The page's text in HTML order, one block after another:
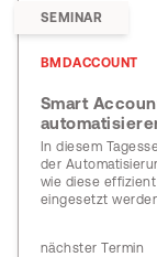
SEMINAR
BMDACCOUNT
Smart
In diesem
der
wie diese
eingesetzt
nächster Termin